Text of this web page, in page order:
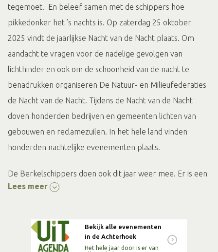
tegemoet. En beleef samen met de schippers hoe
pikkedonker het ’s nachts is. Op zaterdag 25 oktober
2025 vindt de jaarlijkse Nacht van de Nacht plaats. Om
aandacht te vragen voor de nadelige gevolgen van
lichthinder en ook om de schoonheid van de nacht te
benadrukken organiseren De Natuur- en Milieufederaties
de Nacht van de Nacht. Tijdens de Nacht van de Nacht
doven honderden bedrijven en gemeenten lichten van
gebouwen en reclamezuilen. In het hele land vinden
honderden nachtelijke evenementen plaats.
De Berkelschippers doen ook dit jaar weer mee. Er is een
apart arrangement voor deze nachtelijke tocht gemaakt.
vanuit de stad Borculo richting landgoed Beekvliet. De
lichtinvloed van de stad zie je langzaam verdwijnen
Lees meer
Bekijk alle evenementen
in de Achterhoek
Het hele jaar door is er van